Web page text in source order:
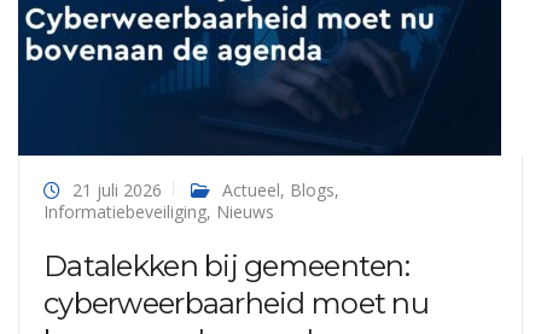
21 juli 2026 Actueel, Blogs,
Informatiebeveiliging, Nieuws
Datalekken bij gemeenten:
cyberweerbaarheid moet nu